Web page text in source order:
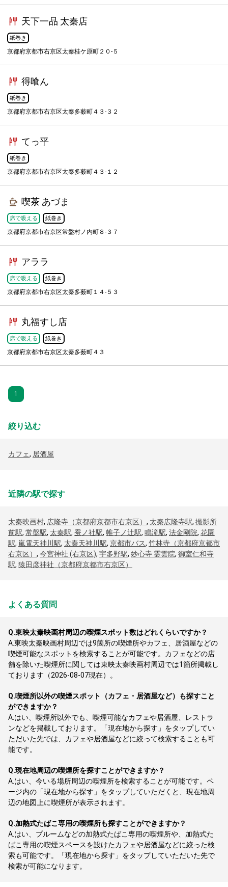
天下一品 太秦店
紙巻き
京都府京都市右京区太秦桂ケ原町２０-５
得喰ん
紙巻き
京都府京都市右京区太秦多薮町４３-３２
てっ平
紙巻き
京都府京都市右京区太秦多薮町４３-１２
喫茶 あづま
席で吸える 紙巻き
京都府京都市右京区常盤村ノ内町８-３７
アララ
席で吸える 紙巻き
京都府京都市右京区太秦多薮町１４-５３
丸福すし店
席で吸える 紙巻き
京都府京都市右京区太秦多薮町４３
1
絞り込む
カフェ, 居酒屋
近隣の駅で探す
太秦映画村, 広隆寺（京都府京都市右京区） , 太秦広隆寺駅, 撮影所
前駅, 常盤駅, 太秦駅, 蚕ノ社駅, 帷子ノ辻駅, 鳴滝駅, 法金剛院, 花園
駅, 嵐電天神川駅, 太秦天神川駅, 京都市バス, 竹林寺（京都府京都市
右京区） , 今宮神社 (右京区), 宇多野駅, 妙心寺 霊雲院, 御室仁和寺
駅, 猿田彦神社（京都府京都市右京区）
よくある質問
Q.東映太秦映画村周辺の喫煙スポット数はどれくらいですか？
A.東映太秦映画村周辺では9箇所の喫煙所やカフェ、居酒屋などの
喫煙可能なスポットを検索することが可能です。カフェなどの店
舗を除いた喫煙所に関しては東映太秦映画村周辺では1箇所掲載し
ております（2026-08-07現在）。
Q.喫煙所以外の喫煙スポット（カフェ・居酒屋など）も探すこと
ができますか？
A. はい、喫煙所以外でも、喫煙可能なカフェや居酒屋、レストラ
ンなどを掲載しております。「現在地から探す」をタップしてい
ただいた先では、カフェや居酒屋などに絞って検索することも可
能です。
Q.現在地周辺の喫煙所を探すことができますか？
A. はい、今いる場所周辺の喫煙所を検索することが可能です。ペ
ージ内の「現在地から探す」をタップしていただくと、現在地周
辺の地図上に喫煙所が表示されます。
Q.加熱式たばこ専用の喫煙所も探すことができますか？
A. はい、プルームなどの加熱式たばこ専用の喫煙所や、加熱式た
ばこ専用の喫煙スペースを設けたカフェや居酒屋などに絞った検
索も可能です。「現在地から探す」をタップしていただいた先で
検索が可能になります。